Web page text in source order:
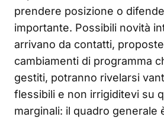
prendere posizione o
importante. Possibili novità
arrivano da contatti,
cambiamenti di programma
gestiti, potranno rivelarsi
flessibili e non irrigiditevi su
marginali: il quadro generale